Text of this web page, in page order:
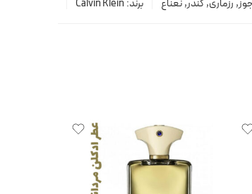
, رزماری,کندر,نعناع برند: Calvin Klein